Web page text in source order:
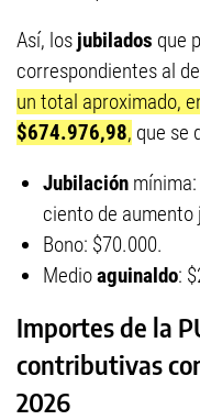
Así, los jubilados que
correspondientes al
un total aproximado,
$674.976,98, que se
Jubilación
ciento de aumento
Bono: $70.000.
Medioaguinaldo:
Importes de la
contributivas
2026